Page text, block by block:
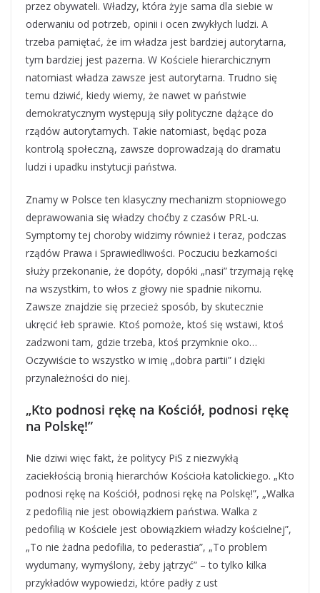
przez obywateli. Władzy, która żyje sama dla siebie w
oderwaniu od potrzeb, opinii i ocen zwykłych ludzi. A
trzeba pamiętać, że im władza jest bardziej autorytarna,
tym bardziej jest pazerna. W Kościele hierarchicznym
natomiast władza zawsze jest autorytarna. Trudno się
temu dziwić, kiedy wiemy, że nawet w państwie
demokratycznym występują siły polityczne dążące do
rządów autorytarnych. Takie natomiast, będąc poza
kontrolą społeczną, zawsze doprowadzają do dramatu
ludzi i upadku instytucji państwa.
Znamy w Polsce ten klasyczny mechanizm stopniowego
deprawowania się władzy choćby z czasów PRL-u.
Symptomy tej choroby widzimy również i teraz, podczas
rządów Prawa i Sprawiedliwości. Poczuciu bezkarności
służy przekonanie, że dopóty, dopóki „nasi” trzymają rękę
na wszystkim, to włos z głowy nie spadnie nikomu.
Zawsze znajdzie się przecież sposób, by skutecznie
ukręcić łeb sprawie. Ktoś pomoże, ktoś się wstawi, ktoś
zadzwoni tam, gdzie trzeba, ktoś przymknie oko…
Oczywiście to wszystko w imię „dobra partii” i dzięki
przynależności do niej.
„Kto podnosi rękę na Kościół, podnosi rękę
na Polskę!”
Nie dziwi więc fakt, że politycy PiS z niezwykłą
zaciekłością bronią hierarchów Kościoła katolickiego. „Kto
podnosi rękę na Kościół, podnosi rękę na Polskę!”, „Walka
z pedofilią nie jest obowiązkiem państwa. Walka z
pedofilią w Kościele jest obowiązkiem władzy kościelnej”,
„To nie żadna pedofilia, to pederastia”, „To problem
wydumany, wymyślony, żeby jątrzyć” – to tylko kilka
przykładów wypowiedzi, które padły z ust